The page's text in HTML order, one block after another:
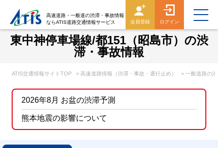
高速道路・一般道の渋滞・事故情報
ならATIS道路交通情報サービス
会員登録 ログイン
東中神停車場線/都151（昭島市）の渋
滞・事故情報
ATIS交通情報サイトTOP > 高速道路情報（渋滞・事故・通行止め） > 一般道路の
2026年8月 お盆の渋滞予測
熊本地震の影響について